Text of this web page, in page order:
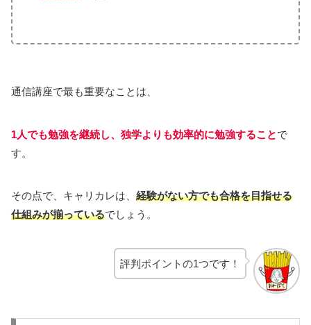
通信講座で最も重要なことは、
1人でも勉強を継続し、独学よりも効率的に勉強することで
す。
その点で、キャリカレは、 経験がない方でも合格を目指せる
仕組みが揃っているでしょう。
評判ポイントの1つです！